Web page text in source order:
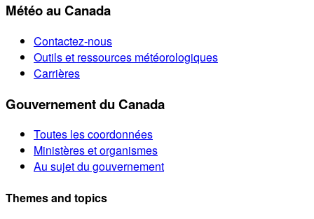
Météo au Canada
Contactez-nous
Outils et ressources météorologiques
Carrières
Gouvernement du Canada
Toutes les coordonnées
Ministères et organismes
Au sujet du gouvernement
Themes and topics